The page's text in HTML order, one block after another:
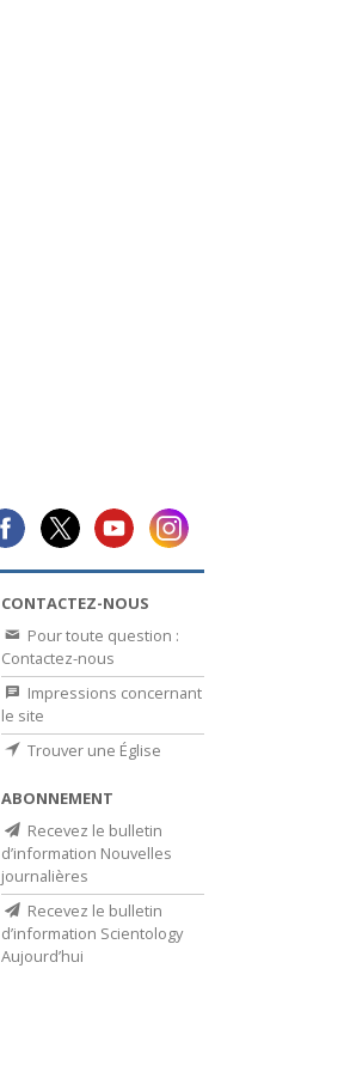
CONTACTEZ-NOUS
Pour toute question :
Contactez-nous
Impressions concernant
le site
Trouver une Église
ABONNEMENT
Recevez le bulletin
d’information Nouvelles
journalières
Recevez le bulletin
d’information Scientology
Aujourd’hui